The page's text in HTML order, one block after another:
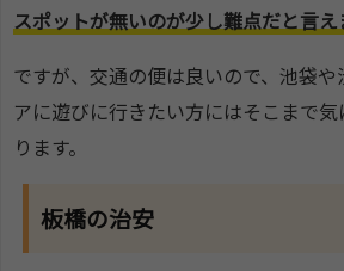
スポットが無いのが少し難点だと言え
ですが、交通の便は良いので、池袋
アに遊びに行きたい方にはそこまで
ります。
板橋の治安